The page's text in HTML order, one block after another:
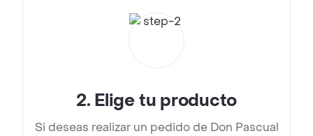
2. Elige tu producto
Si deseas realizar un pedido de Don Pascual